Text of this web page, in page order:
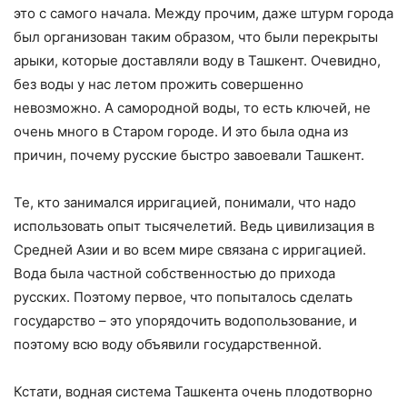
это с самого начала. Между прочим, даже штурм города
был организован таким образом, что были перекрыты
арыки, которые доставляли воду в Ташкент. Очевидно,
без воды у нас летом прожить совершенно
невозможно. А самородной воды, то есть ключей, не
очень много в Старом городе. И это была одна из
причин, почему русские быстро завоевали Ташкент.
Те, кто занимался ирригацией, понимали, что надо
использовать опыт тысячелетий. Ведь цивилизация в
Средней Азии и во всем мире связана с ирригацией.
Вода была частной собственностью до прихода
русских. Поэтому первое, что попыталось сделать
государство – это упорядочить водопользование, и
поэтому всю воду объявили государственной.
Кстати, водная система Ташкента очень плодотворно